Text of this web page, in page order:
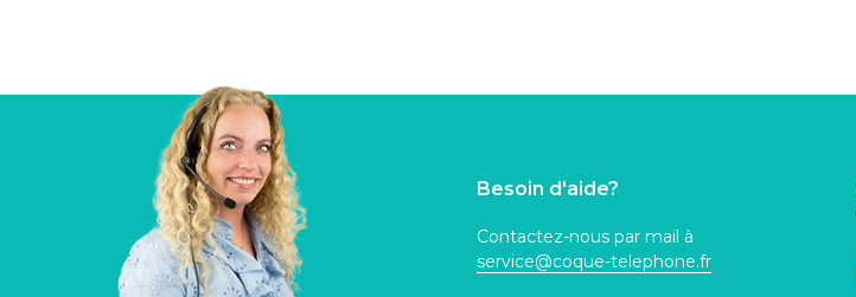
Besoin d'aide?
Contactez-nous par mail à
service@coque-telephone.fr